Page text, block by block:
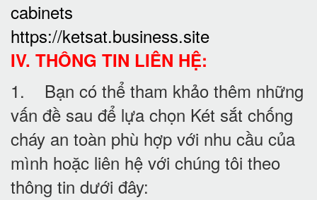
cabinets
https://ketsat.business.site
IV. THÔNG TIN LIÊN HỆ:
1. Bạn có thể tham khảo thêm những
vấn đề sau để lựa chọn Két sắt chống
cháy an toàn phù hợp với nhu cầu của
mình hoặc liên hệ với chúng tôi theo
thông tin dưới đây: